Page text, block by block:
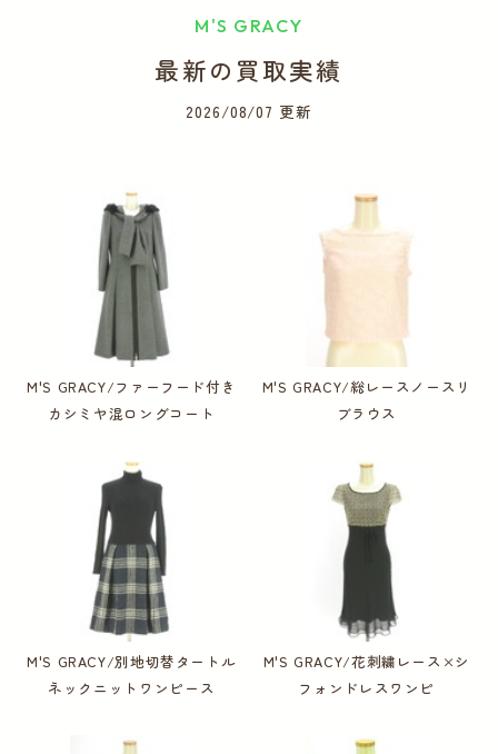
M'S GRACY
最新の買取実績
2026/08/07 更新
M'S GRACY/ファーフード付き
カシミヤ混ロングコート
M'S GRACY/総レースノースリ
ブラウス
M'S GRACY/別地切替タートル
ネックニットワンピース
M'S GRACY/花刺繍レース×シ
フォンドレスワンピ